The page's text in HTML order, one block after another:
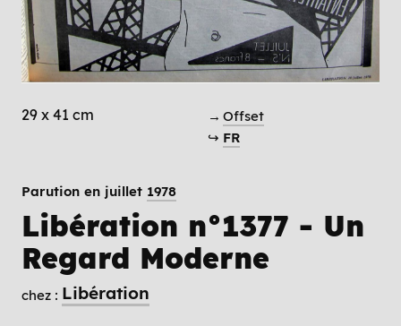
29 x 41 cm → Offset
↪ FR
Parution en juillet 1978
Libération n°1377 - Un
Regard Moderne
chez : Libération